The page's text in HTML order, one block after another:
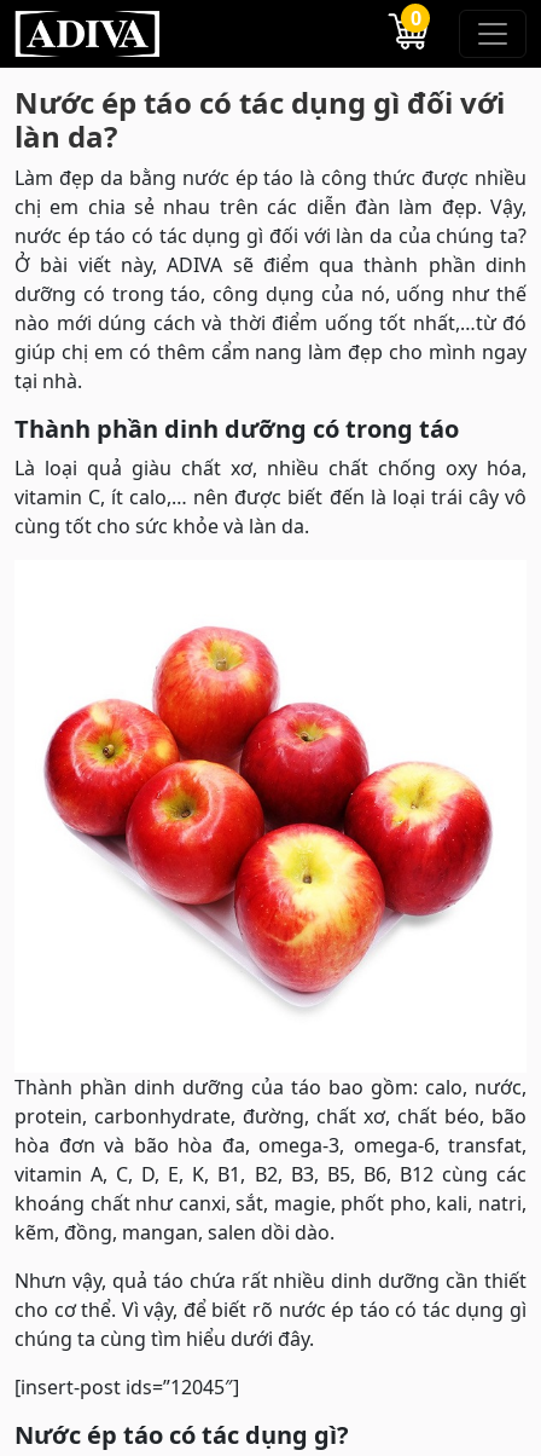
0
Nước ép táo có tác dụng gì đối với
làn da?
Làm đẹp da bằng nước ép táo là công thức được nhiều
chị em chia sẻ nhau trên các diễn đàn làm đẹp. Vậy,
nước ép táo có tác dụng gì đối với làn da của chúng ta?
Ở bài viết này, ADIVA sẽ điểm qua thành phần dinh
dưỡng có trong táo, công dụng của nó, uống như thế
nào mới dúng cách và thời điểm uống tốt nhất,…từ đó
giúp chị em có thêm cẩm nang làm đẹp cho mình ngay
tại nhà.
Thành phần dinh dưỡng có trong táo
Là loại quả giàu chất xơ, nhiều chất chống oxy hóa,
vitamin C, ít calo,… nên được biết đến là loại trái cây vô
cùng tốt cho sức khỏe và làn da.
Thành phần dinh dưỡng của táo bao gồm: calo, nước,
protein, carbonhydrate, đường, chất xơ, chất béo, bão
hòa đơn và bão hòa đa, omega-3, omega-6, transfat,
vitamin A, C, D, E, K, B1, B2, B3, B5, B6, B12 cùng các
khoáng chất như canxi, sắt, magie, phốt pho, kali, natri,
kẽm, đồng, mangan, salen dồi dào.
Nhưn vậy, quả táo chứa rất nhiều dinh dưỡng cần thiết
cho cơ thể. Vì vậy, để biết rõ nước ép táo có tác dụng gì
chúng ta cùng tìm hiểu dưới đây.
[insert-post ids=”12045″]
Nước ép táo có tác dụng gì?